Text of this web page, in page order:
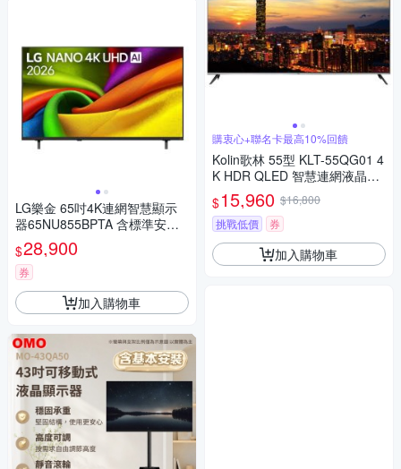
LG樂金 65吋4K連網智慧顯示
器65NU855BPTA 含標準安裝
送7-11商品卡1100元
$28,900
券
加入購物車
購衷心+聯名卡最高10%回饋
Kolin歌林 55型 KLT-55QG01 4
K HDR QLED 智慧連網液晶顯
示器 不含安裝 一樓簽收
$15,960 $16,800
挑戰低價
券
加入購物車